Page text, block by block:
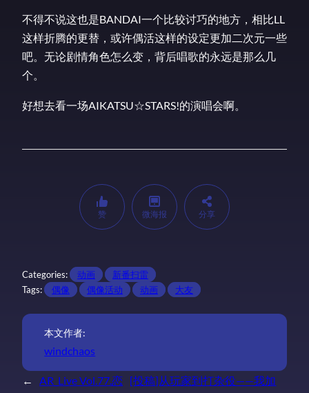
不得不说这也是BANDAI一个比较讨巧的地方，相比LL
这样折腾的更替，或许偶活这样的设定更加二次元一些
吧。无论剧情角色怎么变，背后唱歌的永远是那么几
个。
好想去看一场AIKATSU☆STARS!的演唱会啊。
赞 微海报 分享
Categories: 动画
新番扫雷
Tags:
偶像 偶像活动 动画 大友
本文作者:
windchaos
←
AR_Live Vol.77.恋 [投稿]从玩家到打杂役——我加